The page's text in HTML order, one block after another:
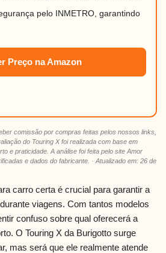
pelo INMETRO, garantindo
Preço na Amazon
comissão por compras feitas pelos nossos links,
do Touring X foi realizada com base em
e praticidade. A análise foi feita pelo site Amor
e dados do fabricante. · Atualizado em: 26 de
carro certa é crucial para garantir a
viagens. Com tantos modelos
confuso sobre qual oferecerá a
O Touring X da Burigotto surge
mas será que ele realmente atende